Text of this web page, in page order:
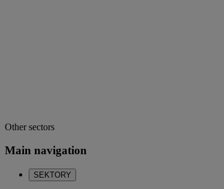
Other sectors
Main navigation
SEKTORY